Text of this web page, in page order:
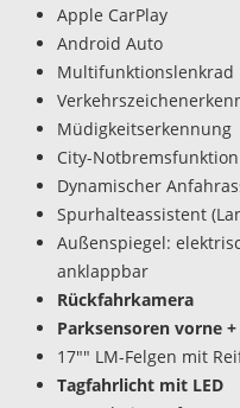
Apple CarPlay
Android Auto
Multifunktionslenkrad
Müdigkeitserkennung
City-Notbremsfunktion
Dynamischer
Spurhalteassistent
Außenspiegel:
anklappbar
Rückfahrkamera
Parksensoren vorne
17"" LM-Felgen mit
Tagfahrlicht mit LED